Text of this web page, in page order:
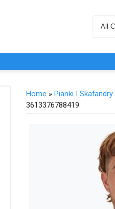
Search
Home » Pianki I Skafandry
3613376788419